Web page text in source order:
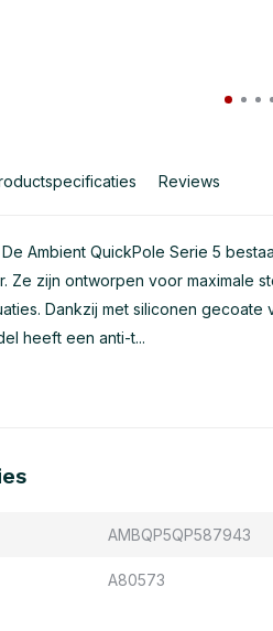
Reviews
Ambient QuickPole Serie 5
Ze zijn ontworpen voor maximale
Dankzij met siliconen gecoate
heeft een anti-t...
AMBQP5QP587943
A80573